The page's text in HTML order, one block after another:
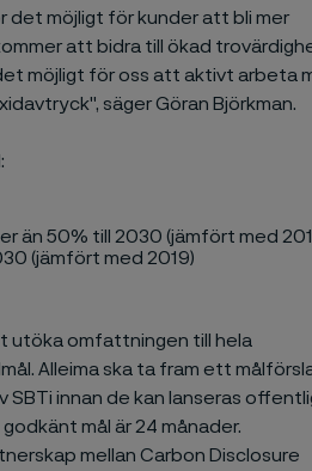
det möjligt för kunder att bli mer
att bidra till ökad
möjligt för oss att aktivt arbeta
säger Göran Björkman.
än 50% till 2030 (jämfört med
(jämfört med 2019)
utöka omfattningen till hela
Alleima ska ta fram ett
SBTi innan de kan lanseras
mål är 24 månader.
mellan Carbon Disclosure